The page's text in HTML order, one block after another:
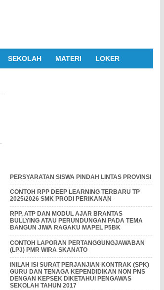
SEKOLAH MATERI LOKER
PERSYARATAN SISWA PINDAH LINTAS PROVINSI
CONTOH RPP DEEP LEARNING TERBARU TP
2025/2026 SMK PRODI PERIKANAN
RPP, ATP DAN MODUL AJAR BRANTAS
BULLYING ATAU PERUNDUNGAN PADA TEMA
BANGUN JIWA RAGAKU MAPEL P5BK
CONTOH LAPORAN PERTANGGUNGJAWABAN
(LPJ) PMR WIRA SKANATO
INILAH ISI SURAT PERJANJIAN KONTRAK (SPK)
GURU DAN TENAGA KEPENDIDIKAN NON PNS
DENGAN KEPSEK DIKETAHUI PENGAWAS
SEKOLAH TAHUN 2017